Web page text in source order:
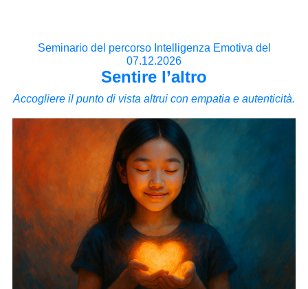
Seminario del percorso Intelligenza Emotiva del
07.12.2026
Sentire l’altro
Accogliere il punto di vista altrui con empatia e autenticità.